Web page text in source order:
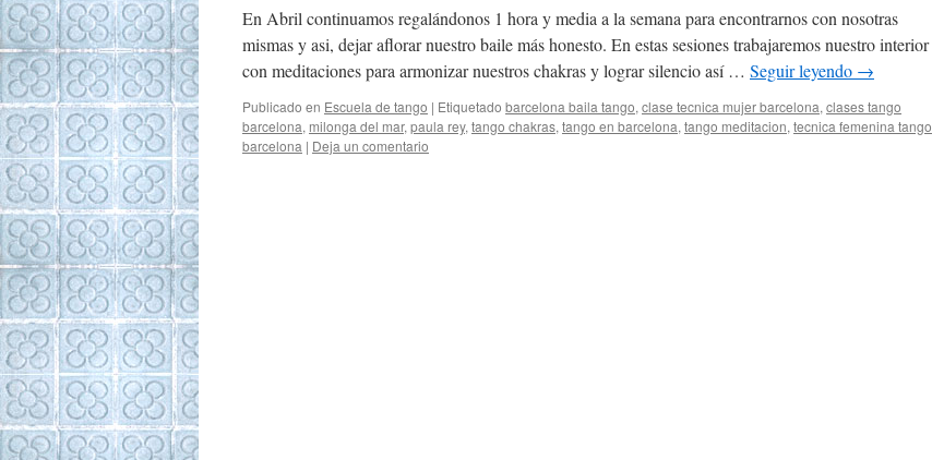
En Abril continuamos regalándonos 1 hora y media a la semana para encontrarnos con nosotras
mismas y asi, dejar aflorar nuestro baile más honesto. En estas sesiones trabajaremos nuestro interior
con meditaciones para armonizar nuestros chakras y lograr silencio así … Seguir leyendo →
Publicado en Escuela de tango | Etiquetado barcelona baila tango, clase tecnica mujer barcelona, clases tango
barcelona, milonga del mar, paula rey, tango chakras, tango en barcelona, tango meditacion, tecnica femenina tango
barcelona | Deja un comentario